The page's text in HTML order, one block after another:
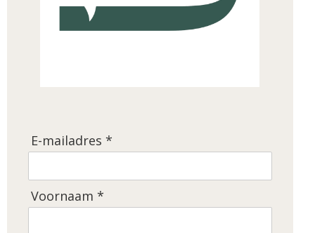
E-mailadres *
Voornaam *